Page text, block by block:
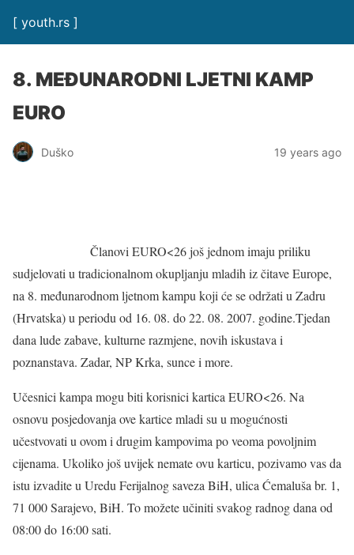
[ youth.rs ]
8. MEĐUNARODNI LJETNI KAMP
EURO
Duško 19 years ago
Članovi EURO<26 još jednom imaju priliku
sudjelovati u tradicionalnom okupljanju mladih iz čitave Europe,
na 8. međunarodnom ljetnom kampu koji će se održati u Zadru
(Hrvatska) u periodu od 16. 08. do 22. 08. 2007. godine.Tjedan
dana lude zabave, kulturne razmjene, novih iskustava i
poznanstava. Zadar, NP Krka, sunce i more.
Učesnici kampa mogu biti korisnici kartica EURO<26. Na
osnovu posjedovanja ove kartice mladi su u mogućnosti
učestvovati u ovom i drugim kampovima po veoma povoljnim
cijenama. Ukoliko još uvijek nemate ovu karticu, pozivamo vas da
istu izvadite u Uredu Ferijalnog saveza BiH, ulica Ćemaluša br. 1,
71 000 Sarajevo, BiH. To možete učiniti svakog radnog dana od
08:00 do 16:00 sati.